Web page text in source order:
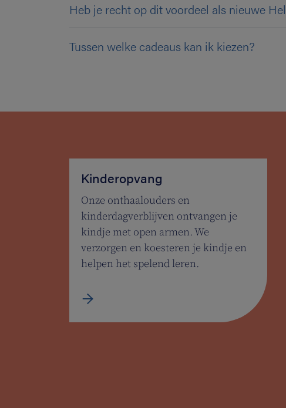
Heb je recht op dit voordeel als nieuwe
Tussen welke cadeaus kan ik kiezen?
Kinderopvang
Onze onthaalouders en
kinderdagverblijven ontvangen je
kindje met open armen. We
verzorgen en koesteren je kindje en
helpen het spelend leren.